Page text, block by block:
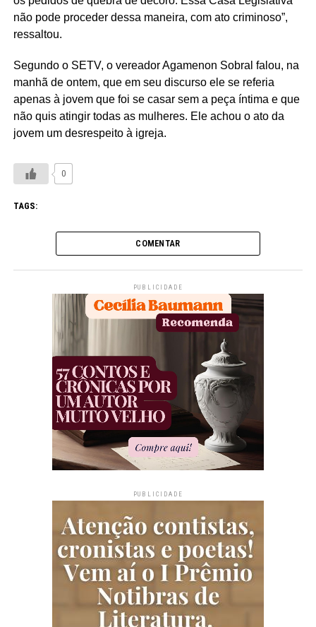
não pode proceder dessa maneira, com ato criminoso”,
ressaltou.
Segundo o SETV, o vereador Agamenon Sobral falou, na
manhã de ontem, que em seu discurso ele se referia
apenas à jovem que foi se casar sem a peça íntima e que
não quis atingir todas as mulheres. Ele achou o ato da
jovem um desrespeito à igreja.
0
TAGS:
COMENTAR
PUBLICIDADE
PUBLICIDADE